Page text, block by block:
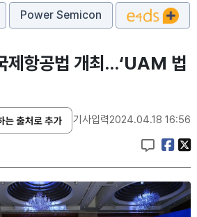
Power Semicon
제항공법 개최…‘UAM 법
기사입력2024.04.18 16:56